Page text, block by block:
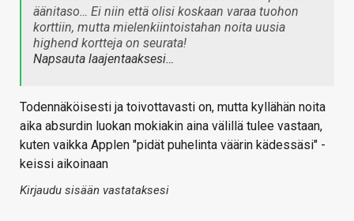
äänitaso… Ei niin että olisi koskaan varaa tuohon
korttiin, mutta mielenkiintoistahan noita uusia
highend kortteja on seurata!
Napsauta laajentaaksesi…
Todennäköisesti ja toivottavasti on, mutta kyllähän noita
aika absurdin luokan mokiakin aina välillä tulee vastaan,
kuten vaikka Applen "pidät puhelinta väärin kädessäsi" -
keissi aikoinaan
Kirjaudu sisään vastataksesi